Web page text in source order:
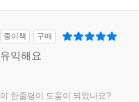
종이책 구매
유익해요
이 한줄평이 도움이 되었나요?